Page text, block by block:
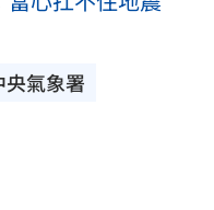
央氣象署